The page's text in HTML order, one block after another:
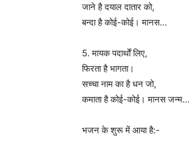
जाने है दयाल दातार को,
बन्दा है कोई-कोई। मानस…
5. मायक पदार्थाें लिए,
फिरता है भागता।
सच्चा नाम का है धन जो,
कमाता है कोई-कोई। मानस जन्म…
भजन के शुरू में आया है:-